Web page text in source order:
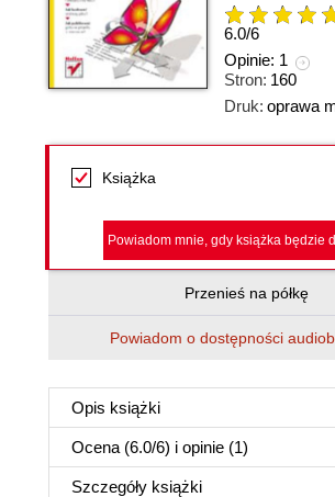
6.0/6
Opinie: 1
Stron: 160
Druk: oprawa
Książka
Powiadom mnie, gdy książka będzie
Przenieś na półkę
Powiadom o dostępności
Opis książki
Ocena (6.0/6) i opinie (1)
Szczegóły książki